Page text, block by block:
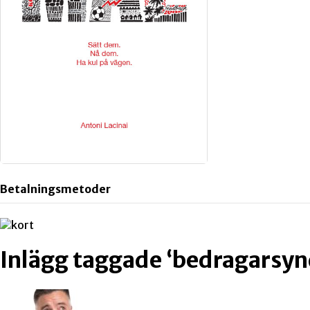
Betalningsmetoder
Inlägg taggade